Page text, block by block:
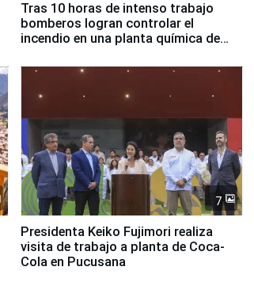
Tras 10 horas de intenso trabajo
bomberos logran controlar el
incendio en una planta química de
7
Presidenta Keiko Fujimori realiza
visita de trabajo a planta de Coca-
Cola en Pucusana